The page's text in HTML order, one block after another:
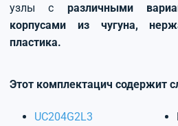
узлы с различными
корпусами из чугуна,
пластика.
Этот комплектацич содержит
UC204G2L3